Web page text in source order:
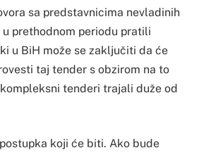
sa predstavnicima nevladinih
prethodnom periodu pratili
u BiH može se zaključiti da će
taj tender s obzirom na to
tenderi trajali duže od
koji će biti. Ako bude